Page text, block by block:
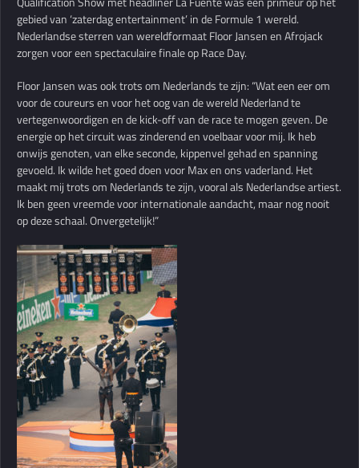
gebied van ‘zaterdag entertainment’ in de Formule 1 wereld.
Nederlandse sterren van wereldformaat Floor Jansen en Afrojack
zorgen voor een spectaculaire finale op Race Day.
Floor Jansen was ook trots om Nederlands te zijn: “Wat een eer om
voor de coureurs en voor het oog van de wereld Nederland te
vertegenwoordigen en de kick-off van de race te mogen geven. De
energie op het circuit was zinderend en voelbaar voor mij. Ik heb
onwijs genoten, van elke seconde, kippenvel gehad en spanning
gevoeld. Ik wilde het goed doen voor Max en ons vaderland. Het
maakt mij trots om Nederlands te zijn, vooral als Nederlandse artiest.
Ik ben geen vreemde voor internationale aandacht, maar nog nooit
op deze schaal. Onvergetelijk!”